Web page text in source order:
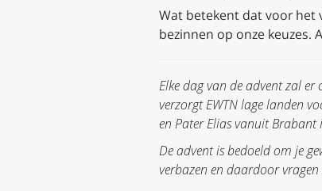
Wat betekent dat voor het
bezinnen op onze keuzes.
Elke dag van de advent zal er
verzorgt EWTN lage landen
en Pater Elias vanuit Brabant
De advent is bedoeld om je
verbazen en daardoor vragen